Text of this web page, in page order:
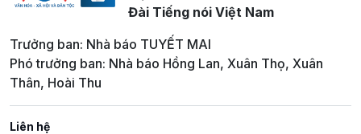
Đài Tiếng nói Việt Nam
Trưởng ban: Nhà báo TUYẾT MAI
Phó trưởng ban: Nhà báo Hồng Lan, Xuân Thọ, Xuân
Thân, Hoài Thu
Liên hệ